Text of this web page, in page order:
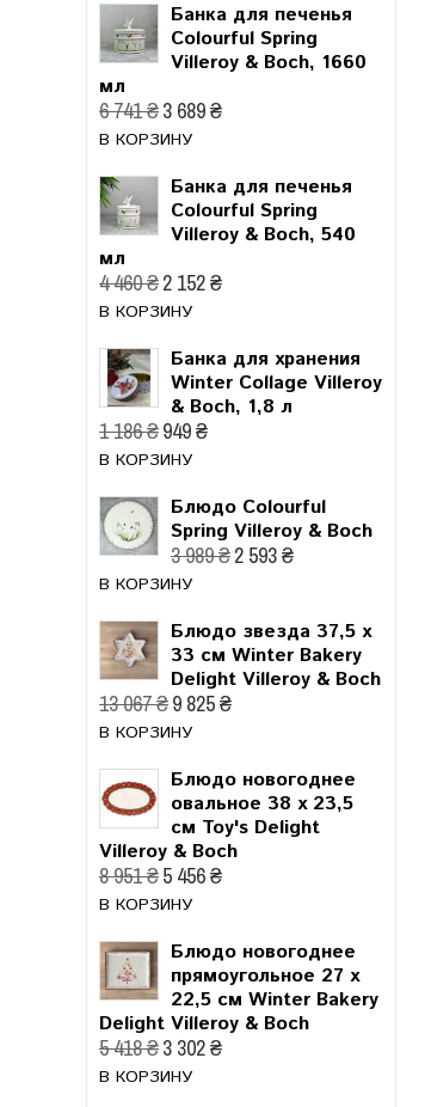
Банка для печенья
Colourful Spring
Villeroy & Boch, 1660
мл
6 741 ₴3 689 ₴
В КОРЗИНУ
Банка для печенья
Colourful Spring
Villeroy & Boch, 540
мл
4 460 ₴2 152 ₴
В КОРЗИНУ
Банка для хранения
Winter Collage Villeroy
& Boch, 1,8 л
1 186 ₴949 ₴
В КОРЗИНУ
Блюдо Colourful
Spring Villeroy & Boch
3 989 ₴2 593 ₴
В КОРЗИНУ
Блюдо звезда 37,5 x
33 см Winter Bakery
Delight Villeroy & Boch
13 067 ₴9 825 ₴
В КОРЗИНУ
Блюдо новогоднее
овальное 38 x 23,5
см Toy's Delight
Villeroy & Boch
8 951 ₴5 456 ₴
В КОРЗИНУ
Блюдо новогоднее
прямоугольное 27 x
22,5 см Winter Bakery
Delight Villeroy & Boch
5 418 ₴3 302 ₴
В КОРЗИНУ